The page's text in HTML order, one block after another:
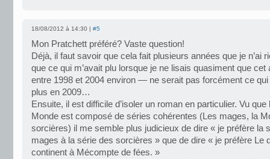
18/08/2012 à 14:30 | #5
Mon Pratchett préféré? Vaste question!
Déjà, il faut savoir que cela fait plusieurs années que je n’ai
que ce qui m’avait plu lorsque je ne lisais quasiment que
entre 1998 et 2004 environ — ne serait pas forcément ce qui
plus en 2009…
Ensuite, il est difficile d’isoler un roman en particulier. Vu que
Monde est composé de séries cohérentes (Les mages, la
sorcières) il me semble plus judicieux de dire « je préfère la
mages à la série des sorcières » que de dire « je préfère Le
continent à Mécompte de fées. »